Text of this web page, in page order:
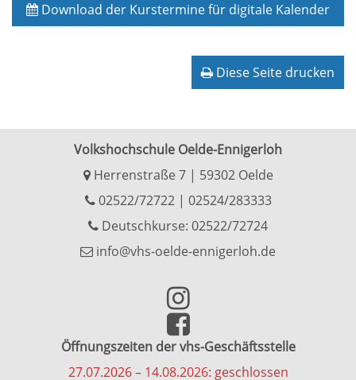
Download der Kurstermine für digitale Kalender
Diese Seite drucken
Volkshochschule Oelde-Ennigerloh
Herrenstraße 7 | 59302 Oelde
02522/72722| 02524/283333
Deutschkurse: 02522/72724
info@vhs-oelde-ennigerloh.de
Öffnungszeiten der vhs-Geschäftsstelle
27.07.2026 – 14.08.2026: geschlossen